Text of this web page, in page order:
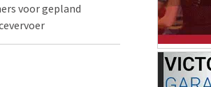
voor gepland